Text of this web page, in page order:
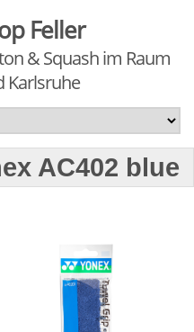
Feller
& Squash im Raum
Karlsruhe
AC402 blue